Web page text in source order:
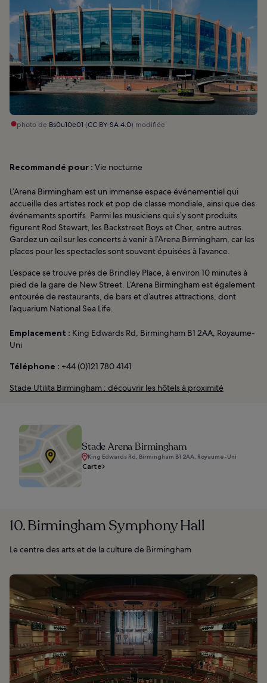
photo de Bs0u10e01 (CC BY-SA 4.0) modifiée
Recommandé pour : Vie nocturne
L’Arena Birmingham est un immense espace événementiel qui
accueille des artistes rock et pop de classe mondiale, ainsi que des
événements sportifs. Parmi les musiciens qui s’y sont produits
figurent Rod Stewart, les Backstreet Boys et Cher, entre autres.
Gardez un œil sur les concerts à venir à l’Arena Birmingham, car les
places pour les spectacles sont souvent épuisées à l’avance.
L’espace se trouve près de Brindley Place, à environ 10 minutes à
pied de la gare de New Street. L’Arena Birmingham est également
entourée de restaurants, de bars et d’autres attractions, dont
l’aquarium National Sea Life.
Emplacement : King Edwards Rd, Birmingham B1 2AA, Royaume-
Uni
Téléphone : +44 (0)121 780 4141
Stade Utilita Birmingham : découvrir les hôtels à proximité
Stade Arena Birmingham
King Edwards Rd, Birmingham B1 2AA, Royaume-Uni
Carte
10. Birmingham Symphony Hall
Le centre des arts et de la culture de Birmingham